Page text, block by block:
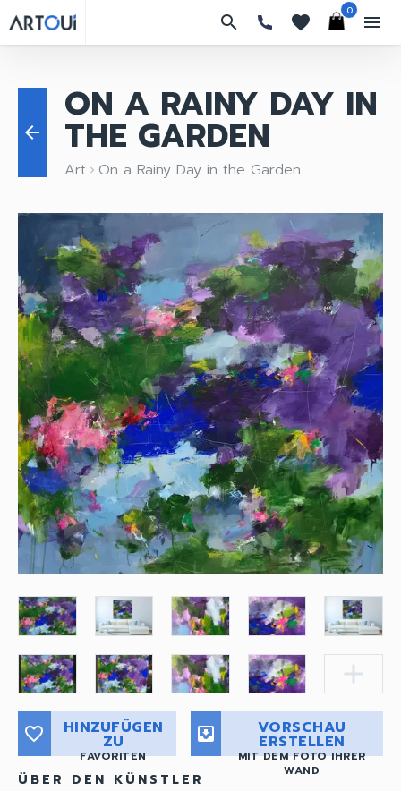
search favorites
0
menu
arrow_back
ON A RAINY DAY IN
THE GARDEN
Art keyboard_arrow_right On a Rainy Day in the Garden
add
favorite_border HINZUFÜGEN
ZU
FAVORITEN
move_to_inbox VORSCHAU
ERSTELLEN
MIT DEM FOTO IHRER
WAND
ÜBER DEN KÜNSTLER